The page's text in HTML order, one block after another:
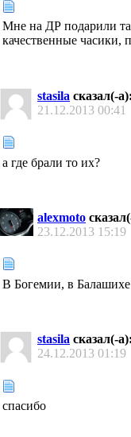
Мне на ДР подарили
качественные часики,
stasila сказал(-а):
21.12.2013 00:41
а где брали то их?
alexmoto
23.12.2013 15:19
В Богемии, в Балашихе
stasila сказал(-а):
24.12.2013 01:19
спасибо